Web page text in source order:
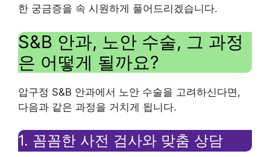
한 궁금증을 속 시원하게 풀어드리겠습니다.
S&B 안과, 노안 수술, 그 과정
은 어떻게 될까요?
압구정 S&B 안과에서 노안 수술을 고려하신다면,
다음과 같은 과정을 거치게 됩니다.
1. 꼼꼼한 사전 검사와 맞춤 상담